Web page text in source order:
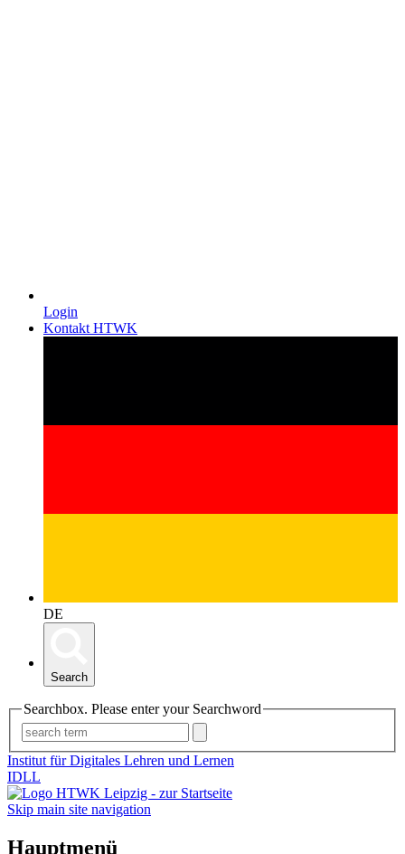
Login
Kontakt HTWK
DE
Search
Searchbox. Please enter your Searchword
Institut für Digitales Lehren und Lernen
IDLL
Skip main site navigation
Hauptmenü